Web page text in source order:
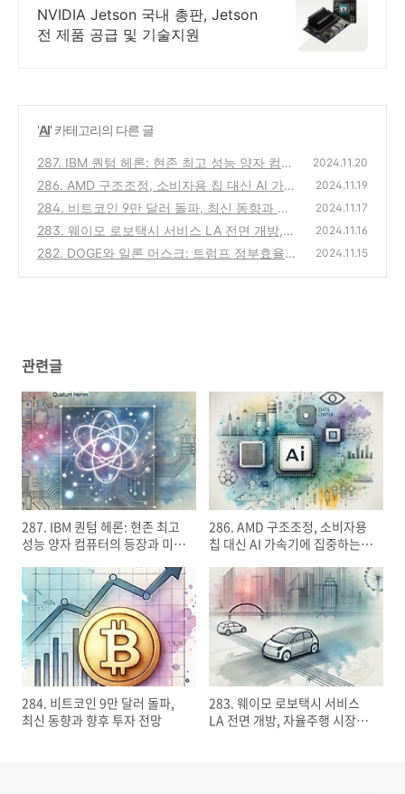
념할인이벤트
NVIDIA Jetson 국내 총판, Jetson
전 제품 공급 및 기술지원
'AI' 카테고리의 다른 글
287. IBM 퀀텀 헤론: 현존 최고 성능 양자 컴퓨
터의 등장과 미래 가능성
(0)
2024.11.20
286. AMD 구조조정, 소비자용 칩 대신 AI 가
속기에 집중하는 이유
(0)
2024.11.19
284. 비트코인 9만 달러 돌파, 최신 동향과 향
후 투자 전망
(0)
2024.11.17
283. 웨이모 로보택시 서비스 LA 전면 개방,
자율주행 시장의 선두 주자?
(0)
2024.11.16
282. DOGE와 일론 머스크: 트럼프 정부효율
2024.11.15
관련글
287. IBM 퀀텀 헤론: 현존 최고
성능 양자 컴퓨터의 등장과 미래
286. AMD 구조조정, 소비자용
칩 대신 AI 가속기에 집중하는
284. 비트코인 9만 달러 돌파,
최신 동향과 향후 투자 전망
283. 웨이모 로보택시 서비스
LA 전면 개방, 자율주행 시장의